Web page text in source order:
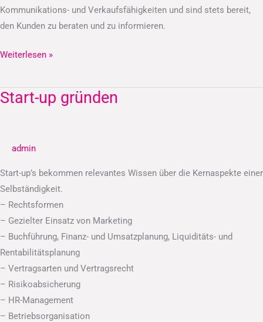
Kommunikations- und Verkaufsfähigkeiten und sind stets bereit,
den Kunden zu beraten und zu informieren.
Weiterlesen »
Start-up gründen
admin
Start-up’s bekommen relevantes Wissen über die Kernaspekte einer
Selbständigkeit.
– Rechtsformen
– Gezielter Einsatz von Marketing
– Buchführung, Finanz- und Umsatzplanung, Liquiditäts- und
Rentabilitätsplanung
– Vertragsarten und Vertragsrecht
– Risikoabsicherung
– HR-Management
– Betriebsorganisation
Start-